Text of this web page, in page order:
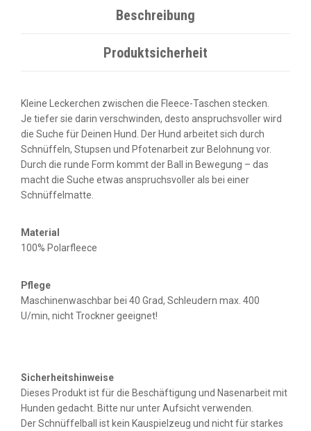
Beschreibung
Produktsicherheit
Kleine Leckerchen zwischen die Fleece-Taschen stecken.
Je tiefer sie darin verschwinden, desto anspruchsvoller wird
die Suche für Deinen Hund. Der Hund arbeitet sich durch
Schnüffeln, Stupsen und Pfotenarbeit zur Belohnung vor.
Durch die runde Form kommt der Ball in Bewegung – das
macht die Suche etwas anspruchsvoller als bei einer
Schnüffelmatte.
Material
100% Polarfleece
Pflege
Maschinenwaschbar bei 40 Grad, Schleudern max. 400
U/min, nicht Trockner geeignet!
Sicherheitshinweise
Dieses Produkt ist für die Beschäftigung und Nasenarbeit mit
Hunden gedacht. Bitte nur unter Aufsicht verwenden.
Der Schnüffelball ist kein Kauspielzeug und nicht für starkes